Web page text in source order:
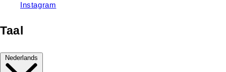
Instagram
Taal
Nederlands